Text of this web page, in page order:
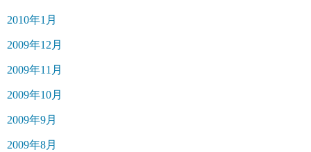
2010年1月
2009年12月
2009年11月
2009年10月
2009年9月
2009年8月